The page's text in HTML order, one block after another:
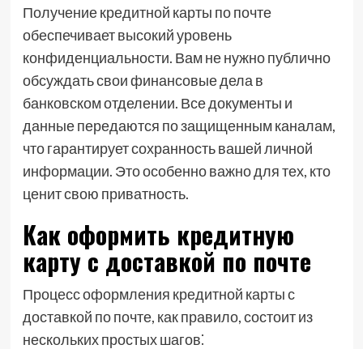
Получение кредитной карты по почте
обеспечивает высокий уровень
конфиденциальности. Вам не нужно публично
обсуждать свои финансовые дела в
банковском отделении. Все документы и
данные передаются по защищенным каналам,
что гарантирует сохранность вашей личной
информации. Это особенно важно для тех, кто
ценит свою приватность.
Как оформить кредитную
карту с доставкой по почте
Процесс оформления кредитной карты с
доставкой по почте, как правило, состоит из
нескольких простых шагов⁚